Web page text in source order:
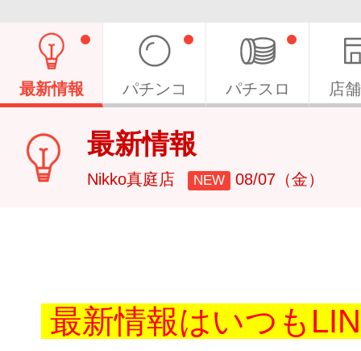
最新情報 パチンコ パチスロ 店
最新情報
Nikko真庭店 NEW 08/07（金）
最新情報はいつ も